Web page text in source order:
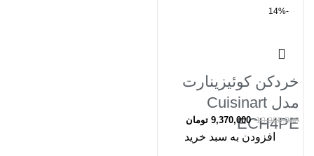
-14%
خردکن کوئیزینارت
مدل Cuisinart
ECH4PE
10,900,000
9,370,000 تومان
افزودن به سبد خرید